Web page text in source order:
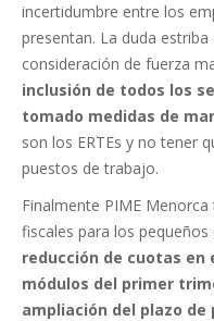
incertidumbre entre los
presentan. La duda
consideración de fuerza
inclusión de todos los
tomado medidas de
son los ERTEs y no tener
puestos de trabajo.
Finalmente PIME
fiscales para los
reducción de cuotas en
módulos del primer
ampliación del plazo